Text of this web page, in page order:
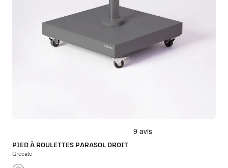
PIED À ROULETTES PARASOL DROIT
Grécale